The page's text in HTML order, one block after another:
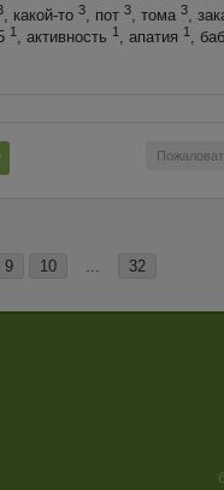
, какой-то 3, пот 3, тома 3,
1, активность 1, апатия 1,
9 10 ... 32